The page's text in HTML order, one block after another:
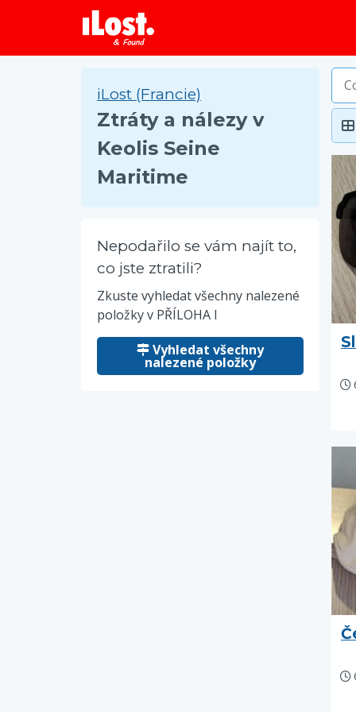
iLost (Francie)
Ztráty a nálezy v
Keolis Seine
Maritime
Nepodařilo se vám najít to,
co jste ztratili?
Zkuste vyhledat všechny nalezené
položky v PŘÍLOHA I
Vyhledat všechny
nalezené položky